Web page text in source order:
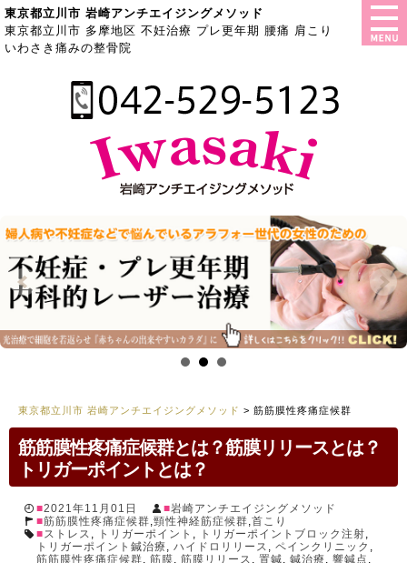
東京都立川市 岩崎アンチエイジングメソッド
東京都立川市 多摩地区 不妊治療 プレ更年期 腰痛 肩こり
いわさき痛みの整骨院
東京都立川市 岩崎アンチエイジングメソッド > 筋筋膜性疼痛症候群
筋筋膜性疼痛症候群とは？筋膜リリースとは？
トリガーポイントとは？
2021年11月01日
岩崎アンチエイジングメソッド
筋筋膜性疼痛症候群,頸性神経筋症候群,首こり
ストレス , トリガーポイント , トリガーポイントブロック注射,
トリガーポイント鍼治療, ハイドロリリース , ペインクリニック ,
筋筋膜性疼痛症候群, 筋膜, 筋膜リリース , 置鍼, 鍼治療, 響鍼点 ,